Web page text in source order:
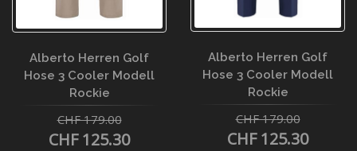
Alberto Herren Golf
Hose 3 Cooler Modell
Rockie
CHF 179.00
CHF 125.30
Alberto Herren Golf
Hose 3 Cooler Modell
Rockie
CHF 179.00
CHF 125.30